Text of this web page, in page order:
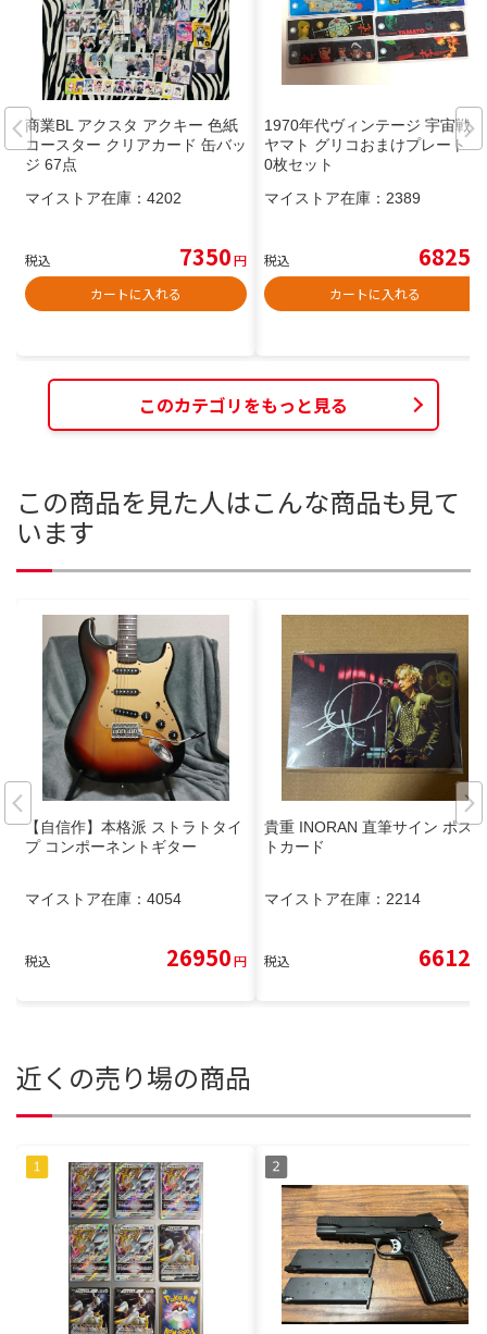
商業BL アクスタ アクキー 色紙
コースター クリアカード 缶バッ
ジ 67点
マイストア在庫： 4202
税込 7350円
カートに入れる
1970年代ヴィンテージ 宇宙戦艦
ヤマト グリコおまけプレート 1
0枚セット
マイストア在庫： 2389
税込 6825
カートに入れる
このカテゴリをもっと見る
この商品を見た人はこんな商品も見て
います
【自信作】本格派 ストラトタイ
プ コンポーネントギター
マイストア在庫： 4054
税込 26950円
貴重 INORAN 直筆サイン ポス
トカード
マイストア在庫： 2214
税込 6612
近くの売り場の商品